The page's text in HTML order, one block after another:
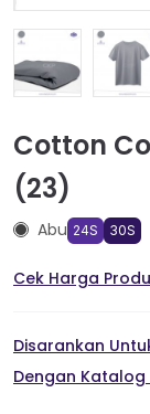
Cotton
(23)
Abu 24S 30S
Cek Harga
Disarankan
Dengan Katalog